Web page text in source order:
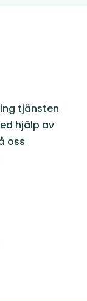
tjänsten
hjälp av
oss